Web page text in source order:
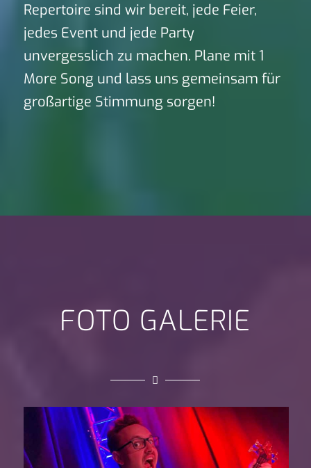
Repertoire sind wir bereit, jede Feier,
jedes Event und jede Party
unvergesslich zu machen. Plane mit 1
More Song und lass uns gemeinsam für
großartige Stimmung sorgen!
FOTO GALERIE